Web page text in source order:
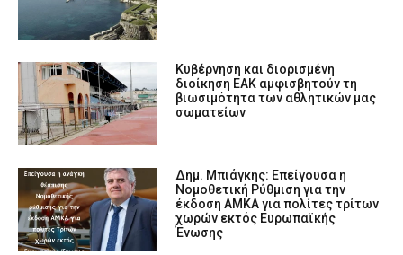
Κυβέρνηση και διορισμένη
διοίκηση ΕΑΚ αμφισβητούν τη
βιωσιμότητα των αθλητικών μας
σωματείων
Δημ. Μπιάγκης: Επείγουσα η
Nομοθετική Ρύθμιση για την
έκδοση ΑΜΚΑ για πολίτες τρίτων
χωρών εκτός Ευρωπαϊκής
Ένωσης